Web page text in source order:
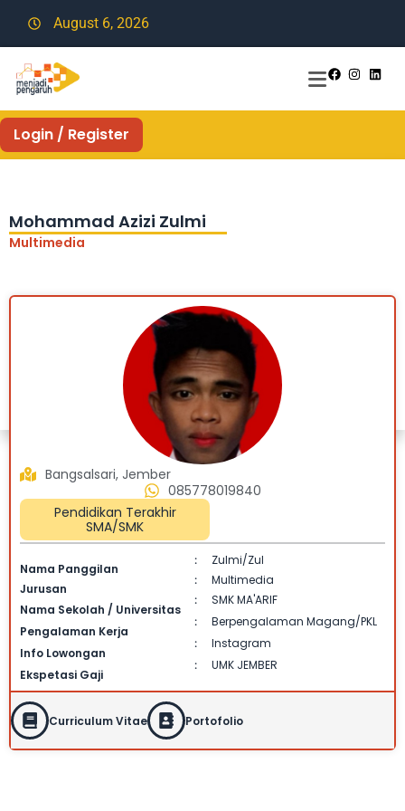
August 6, 2026
Login / Register
Mohammad Azizi Zulmi
Multimedia
Pendidikan Terakhir
SMA/SMK
085778019840
Bangsalsari, Jember
Nama Panggilan
:
Zulmi/Zul
Jurusan
:
Multimedia
Nama Sekolah / Universitas
: SMK MA'ARIF
Pengalaman Kerja
: Berpengalaman Magang/PKL
Info Lowongan
: Instagram
Ekspetasi Gaji
: UMK JEMBER
Curriculum Vitae Portofolio